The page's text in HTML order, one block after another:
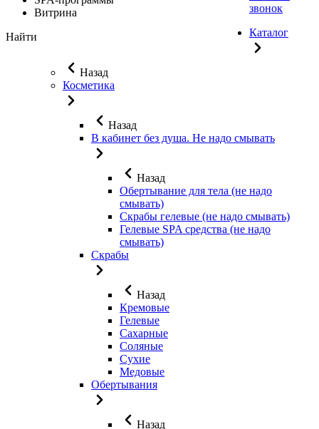
Витрина
Найти
звонок
Каталог
Назад
Косметика
Назад
В кабинет без душа. Не надо смывать
Назад
Обертывание для тела (не надо
смывать)
Скрабы гелевые (не надо смывать)
Гелевые SPA средства (не надо
смывать)
Скрабы
Назад
Кремовые
Гелевые
Сахарные
Соляные
Сухие
Медовые
Обертывания
Назад